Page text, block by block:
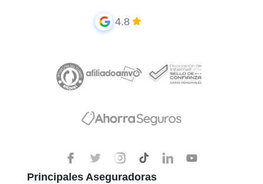
4.8
Principales Aseguradoras